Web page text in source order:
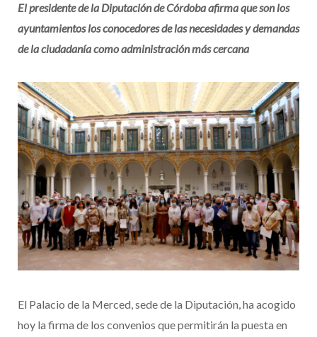
El presidente de la Diputación de Córdoba afirma que son los
ayuntamientos los conocedores de las necesidades y demandas
de la ciudadanía como administración más cercana
El Palacio de la Merced, sede de la Diputación, ha acogido
hoy la firma de los convenios que permitirán la puesta en